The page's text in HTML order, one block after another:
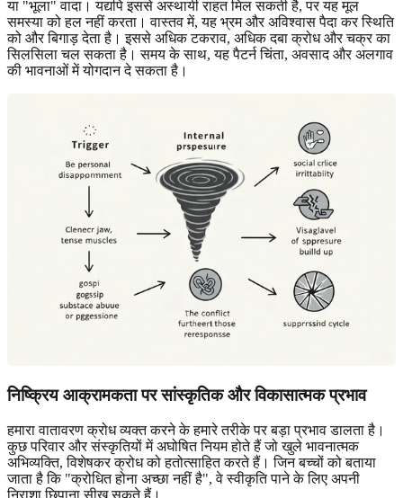
या "भूला" वादा। यद्यपि इससे अस्थायी राहत मिल सकती है, पर यह मूल
समस्या को हल नहीं करता। वास्तव में, यह भ्रम और अविश्वास पैदा कर स्थिति
को और बिगाड़ देता है। इससे अधिक टकराव, अधिक दबा क्रोध और चक्र का
सिलसिला चल सकता है। समय के साथ, यह पैटर्न चिंता, अवसाद और अलगाव
की भावनाओं में योगदान दे सकता है।
निष्क्रिय आक्रामकता पर सांस्कृतिक और विकासात्मक प्रभाव
हमारा वातावरण क्रोध व्यक्त करने के हमारे तरीके पर बड़ा प्रभाव डालता है।
कुछ परिवार और संस्कृतियों में अघोषित नियम होते हैं जो खुले भावनात्मक
अभिव्यक्ति, विशेषकर क्रोध को हतोत्साहित करते हैं। जिन बच्चों को बताया
जाता है कि "क्रोधित होना अच्छा नहीं है", वे स्वीकृति पाने के लिए अपनी
निराशा छिपाना सीख सकते हैं।